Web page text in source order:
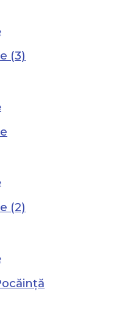
(3)
(2)